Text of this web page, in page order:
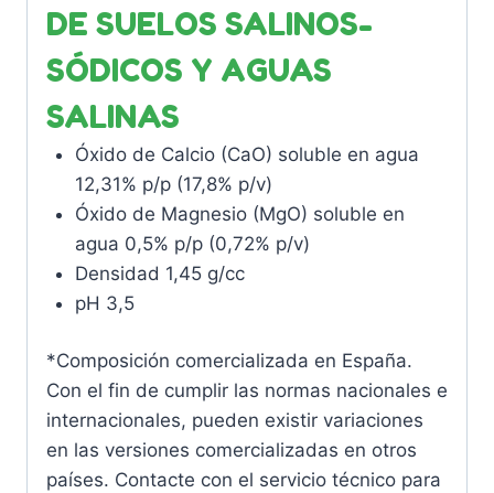
DE SUELOS SALINOS-
SÓDICOS Y AGUAS
SALINAS
Óxido de Calcio (CaO) soluble en agua
12,31% p/p (17,8% p/v)
Óxido de Magnesio (MgO) soluble en
agua 0,5% p/p (0,72% p/v)
Densidad 1,45 g/cc
pH 3,5
*Composición comercializada en España.
Con el fin de cumplir las normas nacionales e
internacionales, pueden existir variaciones
en las versiones comercializadas en otros
países. Contacte con el servicio técnico para